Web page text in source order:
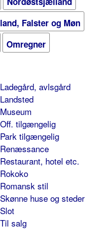
Falster og Møn
Omregner
Ladegård, avlsgård
Landsted
Museum
Off. tilgængelig
Park tilgængelig
Renæssance
Restaurant, hotel etc.
Rokoko
Romansk stil
Skønne huse og steder
Slot
Til salg